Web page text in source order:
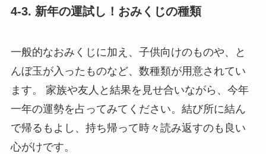
4-3. 新年の運試し！おみくじの種類
一般的なおみくじに加え、子供向けのものや、と
んぼ玉が入ったものなど、数種類が用意されてい
ます。 家族や友人と結果を見せ合いながら、今年
一年の運勢を占ってみてください。結び所に結ん
で帰るもよし、持ち帰って時々読み返すのも良い
心がけです。